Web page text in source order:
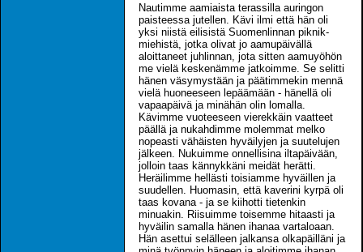
Nautimme aamiaista terassilla auringon
paisteessa jutellen. Kävi ilmi että hän oli
yksi niistä eilisistä Suomenlinnan piknik-
miehistä, jotka olivat jo aamupäivällä
aloittaneet juhlinnan, jota sitten aamuyöhön
me vielä keskenämme jatkoimme. Se selitti
hänen väsymystään ja päätimmekin mennä
vielä huoneeseen lepäämään - hänellä oli
vapaapäivä ja minähän olin lomalla.
Kävimme vuoteeseen vierekkäin vaatteet
päällä ja nukahdimme molemmat melko
nopeasti vähäisten hyväilyjen ja suutelujen
jälkeen. Nukuimme onnellisina iltapäivään,
jolloin taas kännykkäni meidät herätti.
Heräilimme hellästi toisiamme hyväillen ja
suudellen. Huomasin, että kaverini kyrpä oli
taas kovana - ja se kiihotti tietenkin
minuakin. Riisuimme toisemme hitaasti ja
hyväilin samalla hänen ihanaa vartaloaan.
Hän asettui selälleen jalkansa olkapäilläni ja